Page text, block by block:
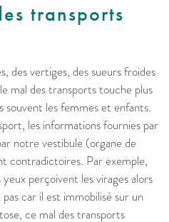
transports
des vertiges, des sueurs froides
mal des transports touche plus
souvent les femmes et enfants.
les informations fournies par
notre vestibule (organe de
contradictoires. Par exemple,
perçoivent les virages alors
car il est immobilisé sur un
ce mal des transports